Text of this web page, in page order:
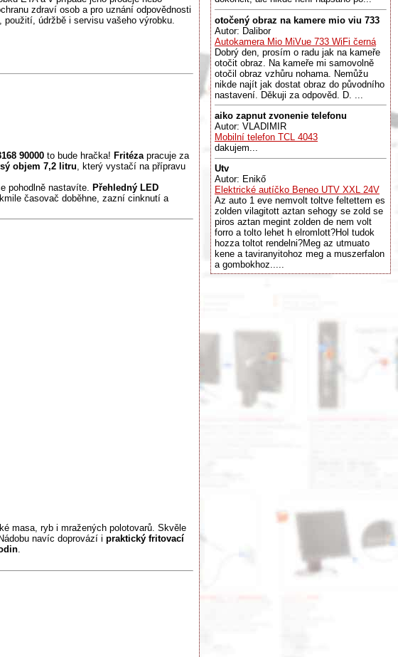
zdraví osob a pro uznání odpovědnosti
údržbě i servisu vašeho výrobku.
90000 to bude hračka! Fritéza pracuje za
objem 7,2 litru , který vystačí na přípravu
pohodlně nastavíte. Přehledný LED
časovač doběhne, zazní cinknutí a
masa, ryb i mražených polotovarů. Skvěle
navíc doprovází i praktický fritovací
.
otočený obraz na kamere mio viu 733
Autor: Dalibor
Autokamera Mio MiVue 733 WiFi černá
Dobrý den, prosím o radu jak na kameře
otočit obraz. Na kameře mi samovolně
otočil obraz vzhůru nohama. Nemůžu
nikde najít jak dostat obraz do původního
nastavení. Děkuji za odpověd. D. ...
aiko zapnut zvonenie telefonu
Autor: VLADIMIR
Mobilní telefon TCL 4043
dakujem...
Utv
Autor: Enikő
Elektrické autíčko Beneo UTV XXL 24V
Az auto 1 eve nemvolt toltve feltettem es
zolden vilagitott aztan sehogy se zold se
piros aztan megint zolden de nem volt
forro a tolto lehet h elromlott?Hol tudok
hozza toltot rendelni?Meg az utmuato
kene a taviranyitohoz meg a muszerfalon
a gombokhoz.....